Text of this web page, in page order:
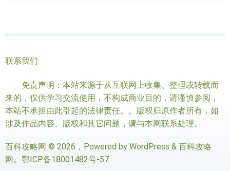
联系我们
免责声明：本站来源于从互联网上收集、整理或转载而
来的，仅供学习交流使用，不构成商业目的，请谨慎参阅，
本站不承担由此引起的法律责任。。版权归原作者所有，如
涉及作品内容、版权和其它问题，请与本网联系处理。
百科攻略网 © 2026，Powered by WordPress & 百科攻略
网。 鄂ICP备18001482号-57